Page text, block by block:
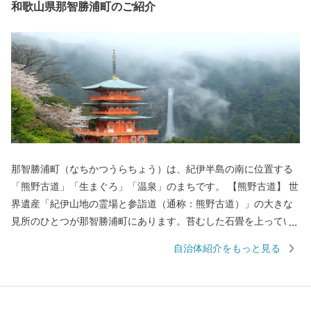
和歌山県那智勝浦町のご紹介
那智勝浦町（なちかつうらちょう）は、紀伊半島の南に位置する
「熊野古道」「生まぐろ」「温泉」のまちです。 【熊野古道】 世
界遺産「紀伊山地の霊場と参詣道（通称：熊野古道）」の大きな
見所のひとつが那智勝浦町にあります。苔むした石畳を上ってい
札所である「那智山青岸渡寺」、そして日本一の落差133mを誇る
自治体紹介をもっと見る